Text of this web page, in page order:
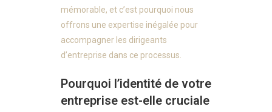
mémorable, et c’est pourquoi nous
offrons une expertise inégalée pour
accompagner les dirigeants
d’entreprise dans ce processus.
Pourquoi l’identité de votre
entreprise est-elle cruciale